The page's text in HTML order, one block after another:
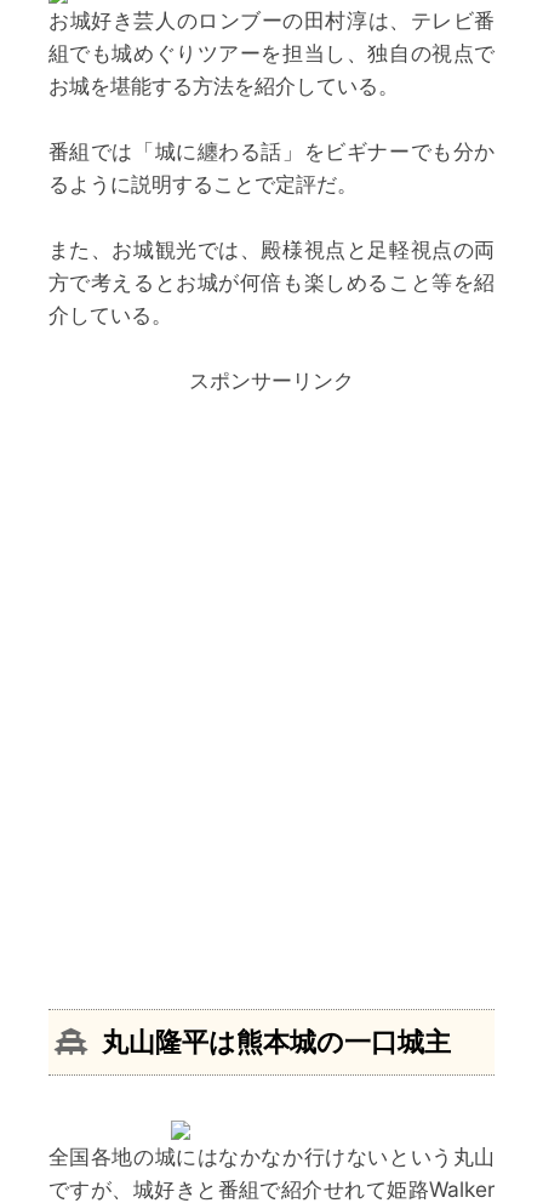
お城好き芸人のロンブーの田村淳は、テレビ番
組でも城めぐりツアーを担当し、独自の視点で
お城を堪能する方法を紹介している。
番組では「城に纏わる話」をビギナーでも分か
るように説明することで定評だ。
また、お城観光では、殿様視点と足軽視点の両
方で考えるとお城が何倍も楽しめること等を紹
介している。
スポンサーリンク
丸山隆平は熊本城の一口城主
全国各地の城にはなかなか行けないという丸山
ですが、城好きと番組で紹介せれて姫路Walker